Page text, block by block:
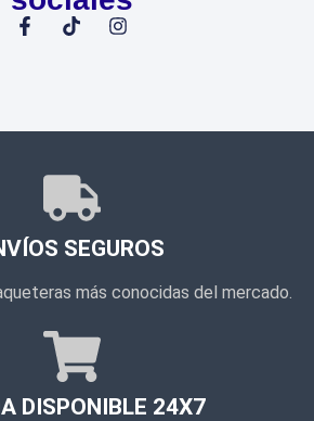
SEGUROS
más conocidas del mercado.
DISPONIBLE 24X7